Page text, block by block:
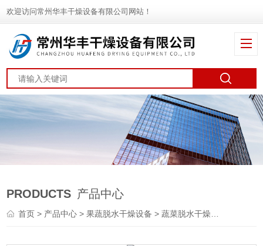
欢迎访问常州华丰干燥设备有限公司网站！
PRODUCTS 产品中心
首页> 产品中心 >果蔬脱水干燥设备 >蔬菜脱水干燥机